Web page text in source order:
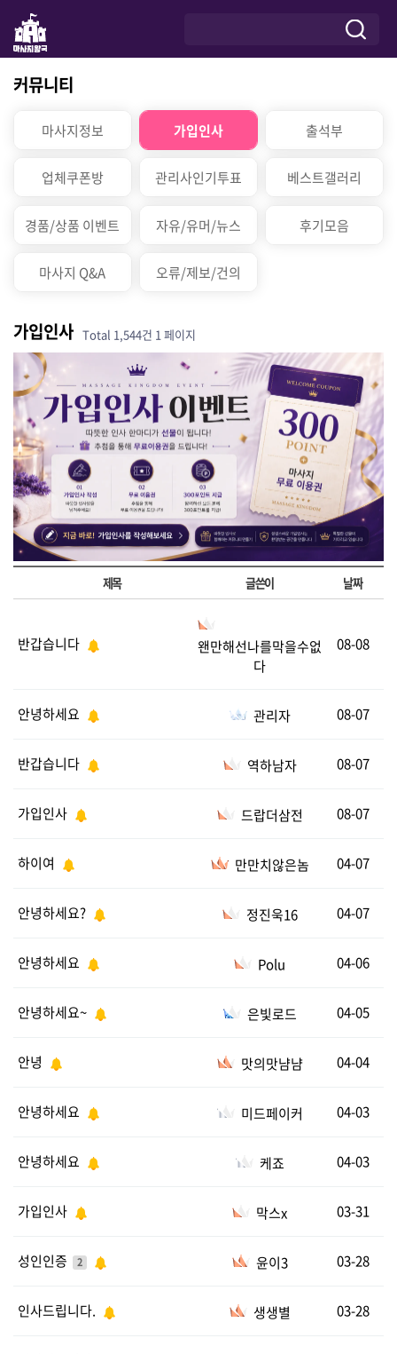
커뮤니티
마사지정보 가입인사 출석부
업체쿠폰방 관리사인기투표 베스트갤러리
경품/상품 이벤트 자유/유머/뉴스 후기모음
마사지 Q&A 오류/제보/건의
가입인사 Total 1,544건 1 페이지
제목 글쓴이 날짜
반갑습니다
왠만해선나를막을수없
다
08-08
안녕하세요 관리자 08-07
반갑습니다 역하남자 08-07
가입인사 드랍더삼전 08-07
하이여 만만치않은놈 04-07
안녕하세요? 정진욱16 04-07
안녕하세요 Polu 04-06
안녕하세요~ 은빛로드 04-05
안녕 맛의맛냠냠 04-04
안녕하세요 미드페이커 04-03
안녕하세요 케죠 04-03
가입인사 막스x 03-31
성인인증 2 윤이3 03-28
인사드립니다. 생생별 03-28